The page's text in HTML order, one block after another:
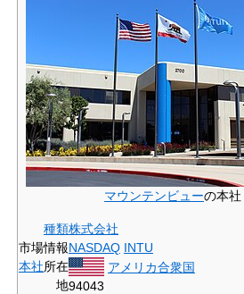
マウンテンビューの本社
種類株式会社
市場情報NASDAQ INTU
本社所在
地
アメリカ合衆国
94043